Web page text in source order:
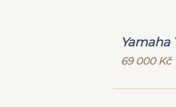
Yamaha
69 000 Kč